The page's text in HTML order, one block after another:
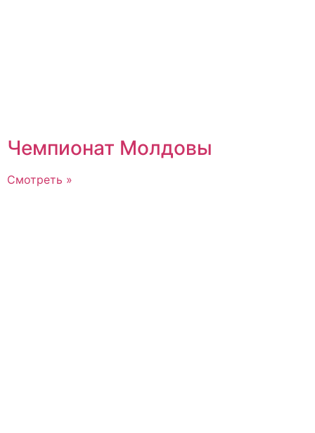
Чемпионат Молдовы
Смотреть »